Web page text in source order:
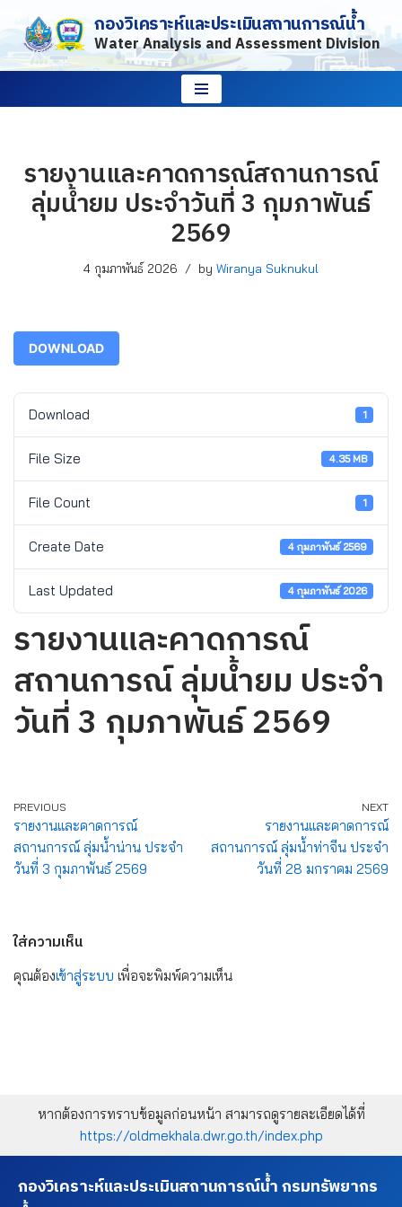
Skip
to
กองวิเคราะห์และประเมินสถานการณ์น้ำ
Water Analysis and Assessment Division
รายงานและคาดการณ์สถานการณ์
ลุ่มน้ำยม ประจำวันที่ 3 กุมภาพันธ์
2569
4 กุมภาพันธ์ 2026 by Wiranya Suknukul
DOWNLOAD
Download 1
File Size 4.35 MB
File Count 1
Create Date 4 กุมภาพันธ์ 2569
Last Updated 4 กุมภาพันธ์ 2026
รายงานและคาดการณ์
สถานการณ์ ลุ่มน้ำยม ประจำ
วันที่ 3 กุมภาพันธ์ 2569
PREVIOUS
รายงานและคาดการณ์
สถานการณ์ ลุ่มน้ำน่าน ประจำ
วันที่ 3 กุมภาพันธ์ 2569
NEXT
รายงานและคาดการณ์
สถานการณ์ ลุ่มน้ำท่าจีน ประจำ
วันที่ 28 มกราคม 2569
ใส่ความเห็น
คุณต้องเข้าสู่ระบบ เพื่อจะพิมพ์ความเห็น
หากต้องการทราบข้อมูลก่อนหน้า สามารถดูรายละเอียดได้ที่
https://oldmekhala.dwr.go.th/index.php
กองวิเคราะห์และประเมินสถานการณ์น้ำ กรมทรัพยากร